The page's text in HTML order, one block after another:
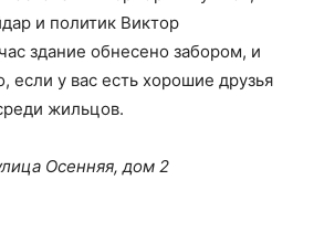
и политик Виктор
здание обнесено забором, и
если у вас есть хорошие друзья
жильцов.
Осенняя, дом 2